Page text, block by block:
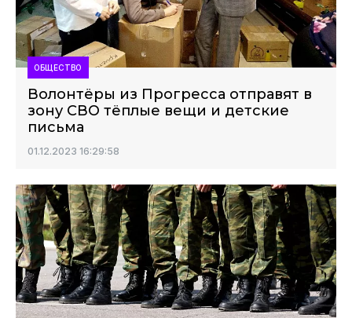
ОБЩЕСТВО
Волонтёры из Прогресса отправят в
зону СВО тёплые вещи и детские
письма
01.12.2023 16:29:58